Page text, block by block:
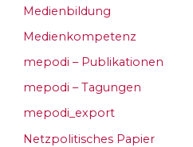
Medienbildung
Medienkompetenz
mepodi – Publikationen
mepodi – Tagungen
mepodi_export
Netzpolitisches Papier